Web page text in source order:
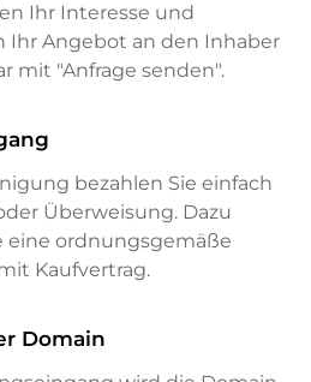
Ihr Interesse und
Ihr Angebot an den Inhaber
mit "Anfrage senden".
bezahlen Sie einfach
Überweisung. Dazu
eine ordnungsgemäße
Kaufvertrag.
Domain